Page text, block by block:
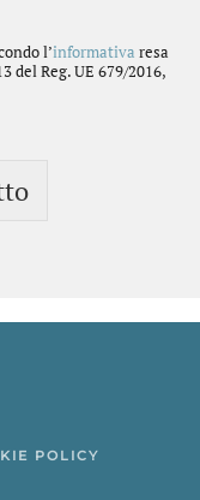
l’informativa resa
del Reg. UE 679/2016,
POLICY